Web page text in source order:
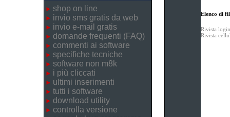
shop on line
invio sms gratis da web
invio e-mail gratis
domande frequenti (FAQ)
commenti ai software
specifiche tecniche
software non m8k
i più cliccati
ultimi inserimenti
tutti i software
download utility
controlla versione
Elenco di
Rivista
Rivista